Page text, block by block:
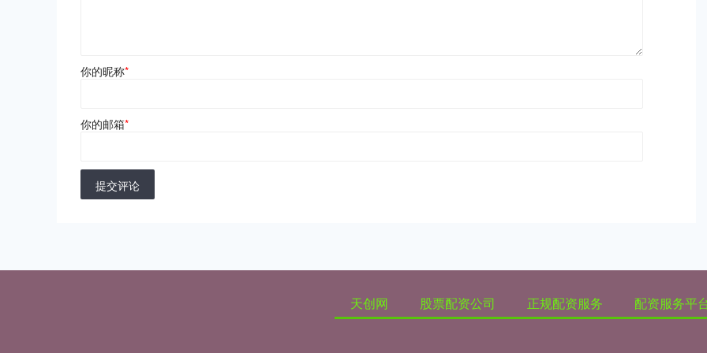
你的昵称*
你的邮箱*
提交评论
天创网 股票配资公司 正规配资服务 配资服务平